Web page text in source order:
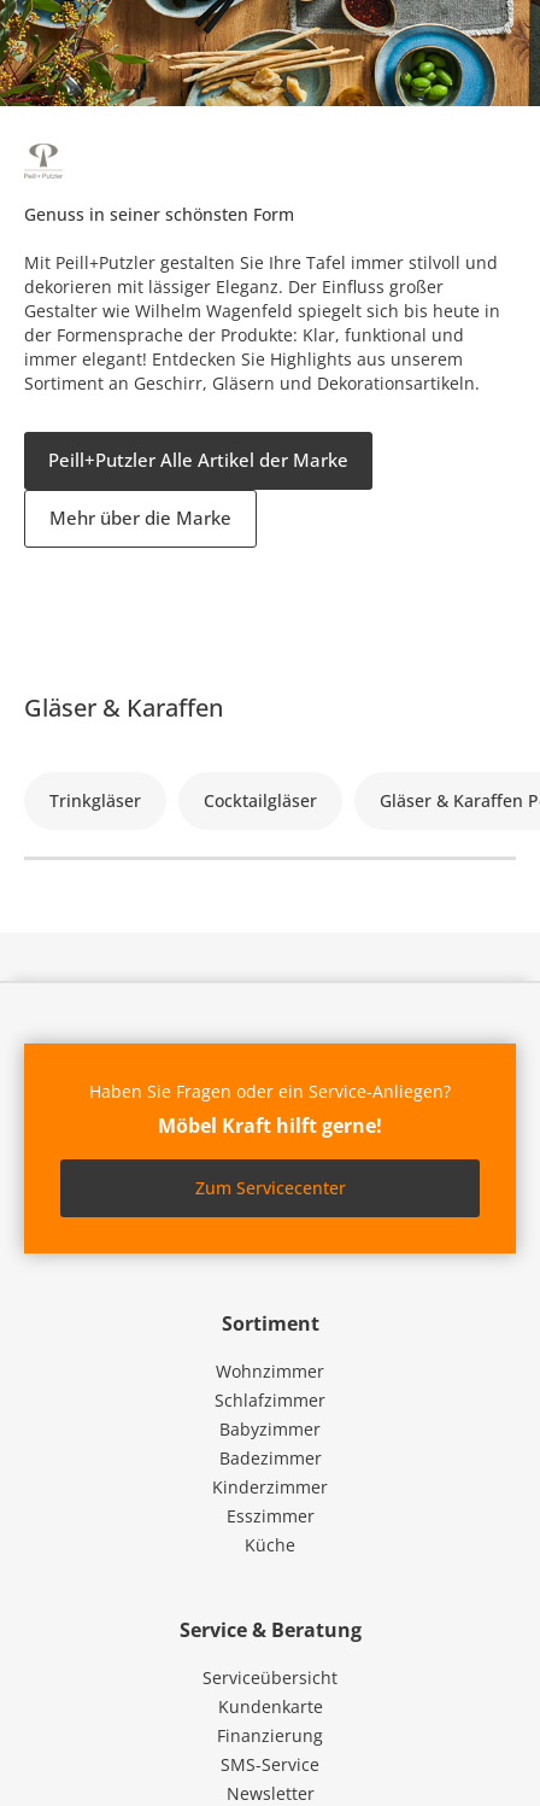
Genuss in seiner schönsten Form
Mit Peill+Putzler gestalten Sie Ihre Tafel immer stilvoll und
dekorieren mit lässiger Eleganz. Der Einfluss großer
Gestalter wie Wilhelm Wagenfeld spiegelt sich bis heute in
der Formensprache der Produkte: Klar, funktional und
immer elegant! Entdecken Sie Highlights aus unserem
Sortiment an Geschirr, Gläsern und Dekorationsartikeln.
Peill+Putzler Alle Artikel der Marke
Mehr über die Marke
Gläser & Karaffen
Trinkgläser Cocktailgläser Gläser & Karaffen
Sortiment
Wohnzimmer
Schlafzimmer
Babyzimmer
Badezimmer
Kinderzimmer
Esszimmer
Küche
Service & Beratung
Serviceübersicht
Kundenkarte
Finanzierung
SMS-Service
Newsletter
Haben Sie Fragen oder ein Service-Anliegen?
Möbel Kraft hilft gerne!
Zum Servicecenter